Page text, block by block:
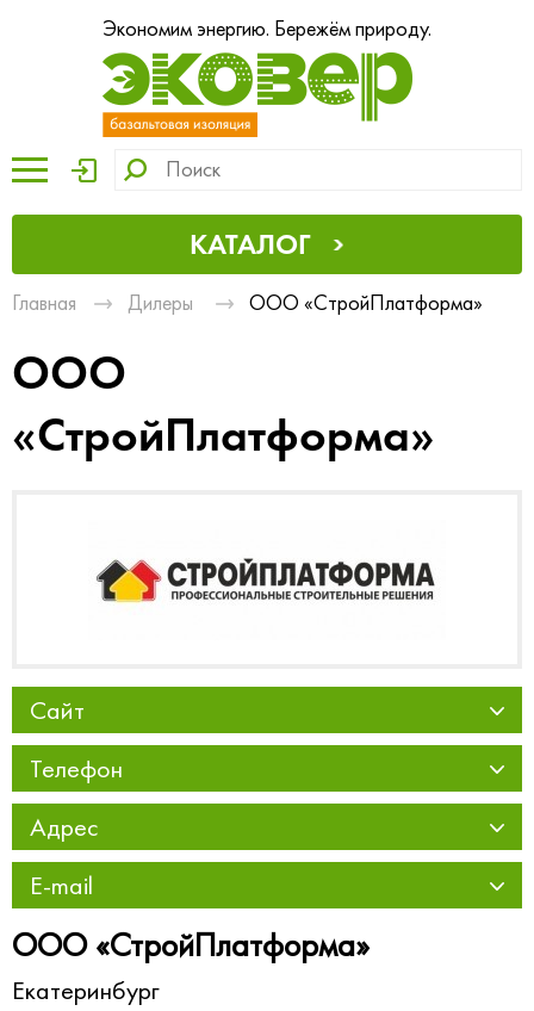
Экономим энергию. Бережём природу.
КАТАЛОГ
Главная Дилеры ООО «СтройПлатформа»
ООО
«СтройПлатформа»
Сайт
Телефон
Адрес
E-mail
ООО «СтройПлатформа»
Екатеринбург